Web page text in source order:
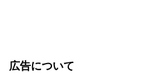
広告について